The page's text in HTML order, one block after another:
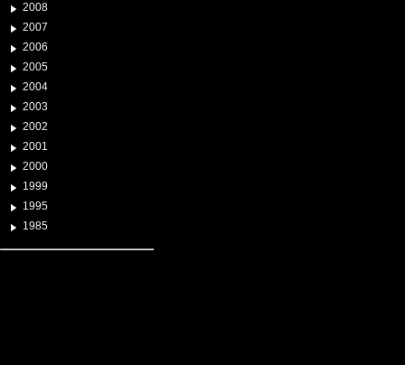
2008
2007
2006
2005
2004
2003
2002
2001
2000
1999
1995
1985